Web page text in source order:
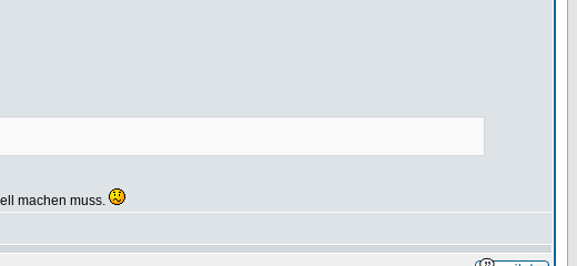
machen muss.